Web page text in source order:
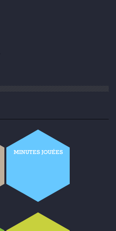
MINUTES JOUÉES